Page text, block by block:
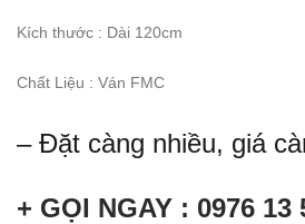
Kích thước : Dài 120cm
Chất Liệu : Ván FMC
– Đặt càng nhiều, giá
+ GỌI NGAY : 0976 13